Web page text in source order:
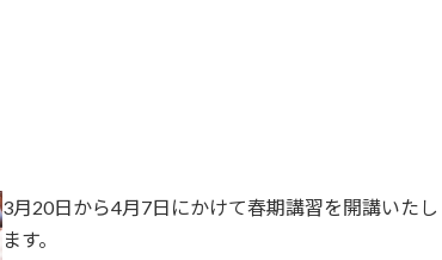
3月20日から4月7日にかけて春期講習を開講いたし
ます。